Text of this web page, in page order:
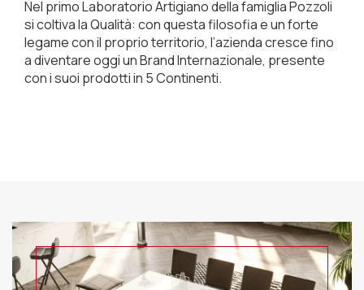
Nel primo Laboratorio Artigiano della famiglia Pozzoli
si coltiva la Qualità: con questa filosofia e un forte
legame con il proprio territorio, l’azienda cresce fino
a diventare oggi un Brand Internazionale, presente
con i suoi prodotti in 5 Continenti.